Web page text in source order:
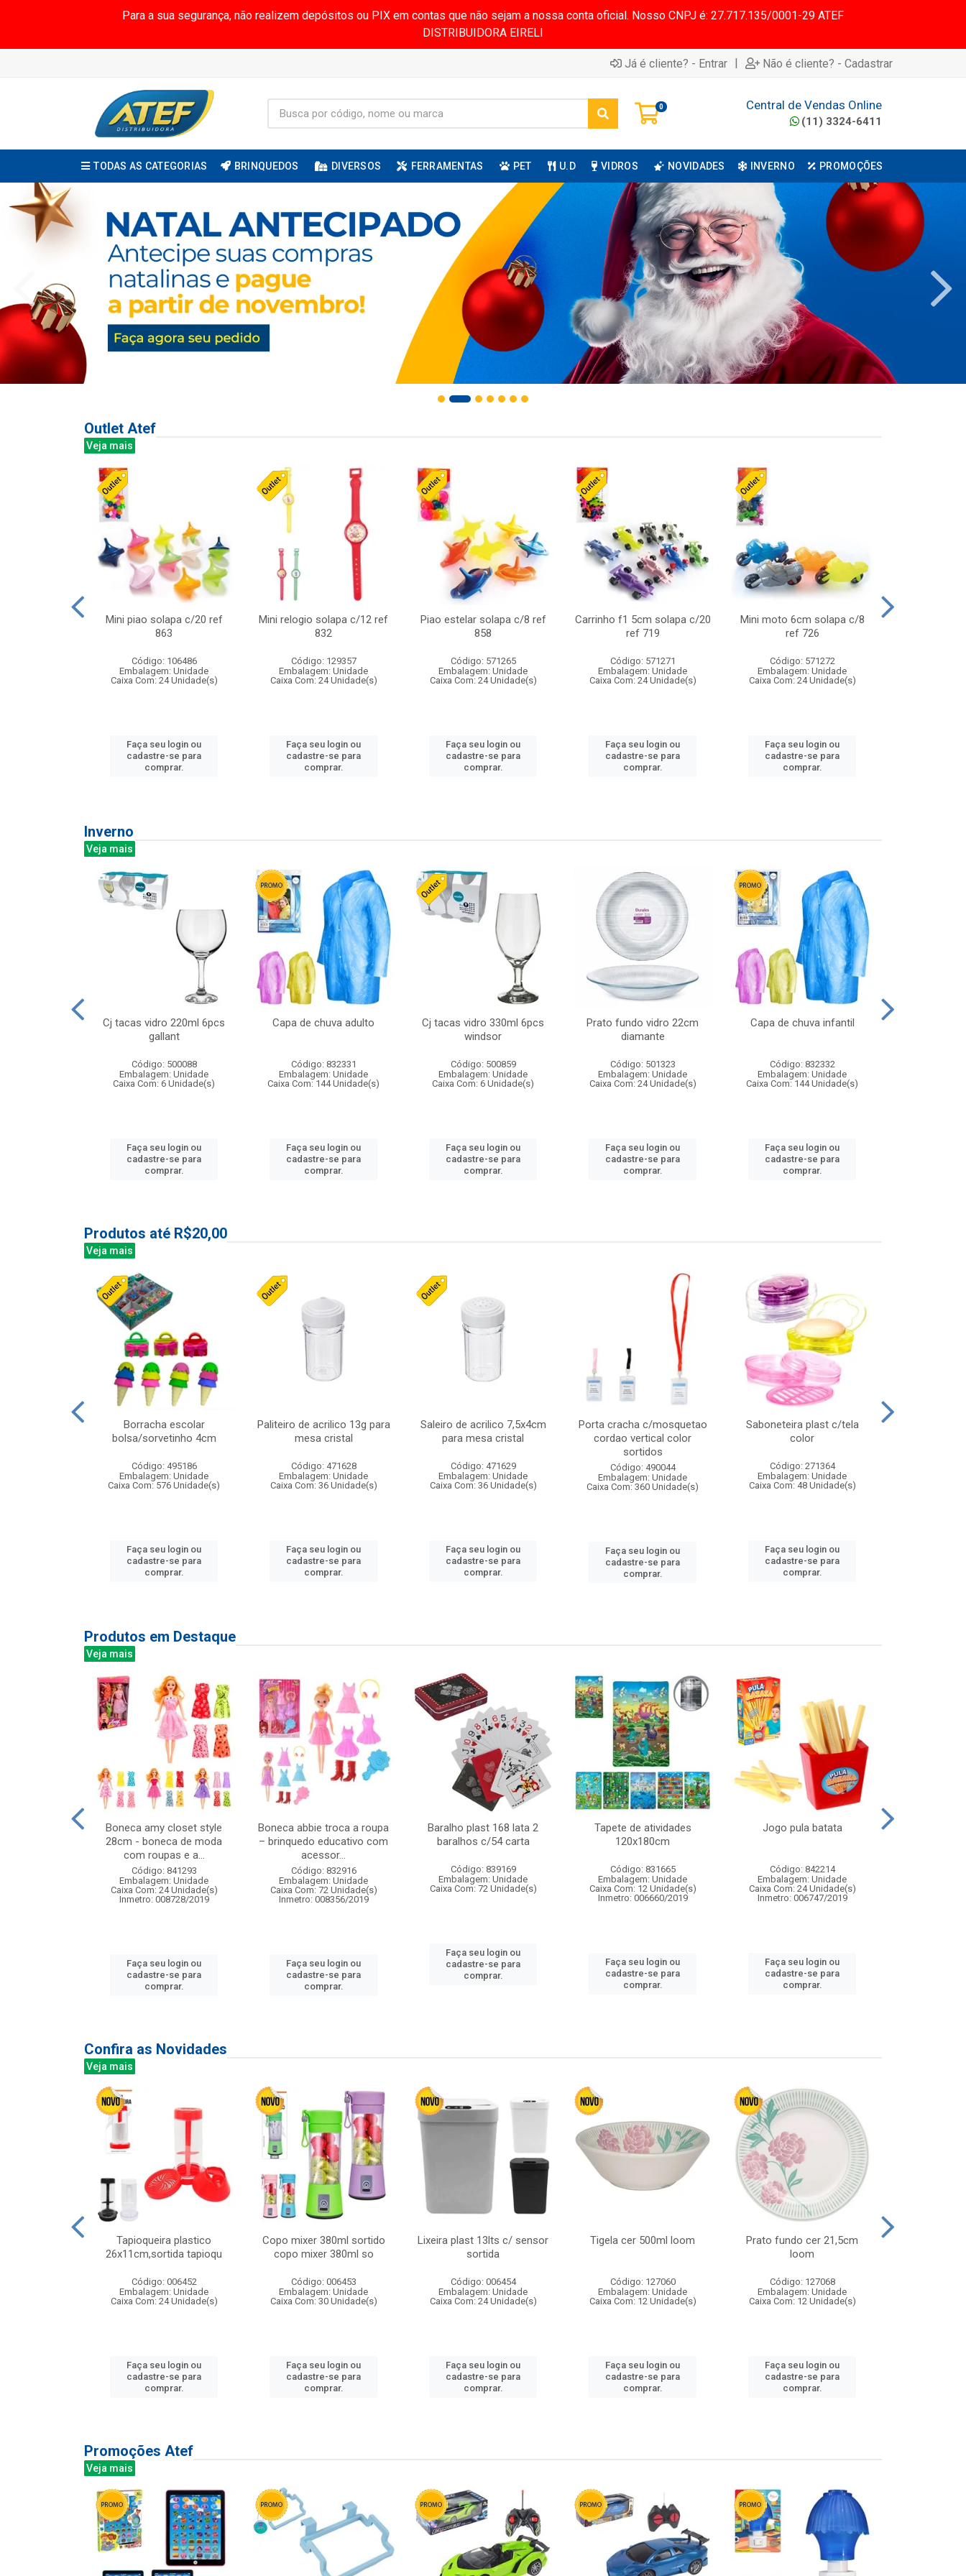
Para a sua segurança, não realizem depósitos ou PIX em contas que não sejam a nossa conta oficial. Nosso CNPJ é: 27.717.135/0001-29 ATEF
DISTRIBUIDORA EIRELI
Já é cliente? - Entrar | Não é cliente? - Cadastrar
0 Central de Vendas Online
(11) 3324-6411
TODAS AS CATEGORIAS BRINQUEDOS DIVERSOS FERRAMENTAS PET U.D VIDROS NOVIDADES INVERNO PROMOÇÕES
Outlet Atef
Veja mais
Mini piao solapa c/20 ref
863
Código: 106486
Embalagem: Unidade
Caixa Com: 24 Unidade(s)
Faça seu login ou
cadastre-se para
comprar.
Mini relogio solapa c/12 ref
832
Código: 129357
Embalagem: Unidade
Caixa Com: 24 Unidade(s)
Faça seu login ou
cadastre-se para
comprar.
Piao estelar solapa c/8 ref
858
Código: 571265
Embalagem: Unidade
Caixa Com: 24 Unidade(s)
Faça seu login ou
cadastre-se para
comprar.
Carrinho f1 5cm solapa c/20
ref 719
Código: 571271
Embalagem: Unidade
Caixa Com: 24 Unidade(s)
Faça seu login ou
cadastre-se para
comprar.
Mini moto 6cm solapa c/8
ref 726
Código: 571272
Embalagem: Unidade
Caixa Com: 24 Unidade(s)
Faça seu login ou
cadastre-se para
comprar.
Inverno
Veja mais
Cj tacas vidro 220ml 6pcs
gallant
Código: 500088
Embalagem: Unidade
Caixa Com: 6 Unidade(s)
Faça seu login ou
cadastre-se para
comprar.
Capa de chuva adulto
Código: 832331
Embalagem: Unidade
Caixa Com: 144 Unidade(s)
Faça seu login ou
cadastre-se para
comprar.
Cj tacas vidro 330ml 6pcs
windsor
Código: 500859
Embalagem: Unidade
Caixa Com: 6 Unidade(s)
Faça seu login ou
cadastre-se para
comprar.
Prato fundo vidro 22cm
diamante
Código: 501323
Embalagem: Unidade
Caixa Com: 24 Unidade(s)
Faça seu login ou
cadastre-se para
comprar.
Capa de chuva infantil
Código: 832332
Embalagem: Unidade
Caixa Com: 144 Unidade(s)
Faça seu login ou
cadastre-se para
comprar.
Produtos até R$20,00
Veja mais
Borracha escolar
bolsa/sorvetinho 4cm
Código: 495186
Embalagem: Unidade
Caixa Com: 576 Unidade(s)
Faça seu login ou
cadastre-se para
comprar.
Paliteiro de acrilico 13g para
mesa cristal
Código: 471628
Embalagem: Unidade
Caixa Com: 36 Unidade(s)
Faça seu login ou
cadastre-se para
comprar.
Saleiro de acrilico 7,5x4cm
para mesa cristal
Código: 471629
Embalagem: Unidade
Caixa Com: 36 Unidade(s)
Faça seu login ou
cadastre-se para
comprar.
Porta cracha c/mosquetao
cordao vertical color
sortidos
Código: 490044
Embalagem: Unidade
Caixa Com: 360 Unidade(s)
Faça seu login ou
cadastre-se para
comprar.
Saboneteira plast c/tela
color
Código: 271364
Embalagem: Unidade
Caixa Com: 48 Unidade(s)
Faça seu login ou
cadastre-se para
comprar.
Produtos em Destaque
Veja mais
Boneca amy closet style
28cm - boneca de moda
com roupas e a...
Código: 841293
Embalagem: Unidade
Caixa Com: 24 Unidade(s)
Inmetro: 008728/2019
Faça seu login ou
cadastre-se para
comprar.
Boneca abbie troca a roupa
– brinquedo educativo com
acessor...
Código: 832916
Embalagem: Unidade
Caixa Com: 72 Unidade(s)
Inmetro: 008356/2019
Faça seu login ou
cadastre-se para
comprar.
Baralho plast 168 lata 2
baralhos c/54 carta
Código: 839169
Embalagem: Unidade
Caixa Com: 72 Unidade(s)
Faça seu login ou
cadastre-se para
comprar.
Tapete de atividades
120x180cm
Código: 831665
Embalagem: Unidade
Caixa Com: 12 Unidade(s)
Inmetro: 006660/2019
Faça seu login ou
cadastre-se para
comprar.
Jogo pula batata
Código: 842214
Embalagem: Unidade
Caixa Com: 24 Unidade(s)
Inmetro: 006747/2019
Faça seu login ou
cadastre-se para
comprar.
Confira as Novidades
Veja mais
Tapioqueira plastico
26x11cm,sortida tapioqu
Código: 006452
Embalagem: Unidade
Caixa Com: 24 Unidade(s)
Faça seu login ou
cadastre-se para
comprar.
Copo mixer 380ml sortido
copo mixer 380ml so
Código: 006453
Embalagem: Unidade
Caixa Com: 30 Unidade(s)
Faça seu login ou
cadastre-se para
comprar.
Lixeira plast 13lts c/ sensor
sortida
Código: 006454
Embalagem: Unidade
Caixa Com: 24 Unidade(s)
Faça seu login ou
cadastre-se para
comprar.
Tigela cer 500ml loom
Código: 127060
Embalagem: Unidade
Caixa Com: 12 Unidade(s)
Faça seu login ou
cadastre-se para
comprar.
Prato fundo cer 21,5cm
loom
Código: 127068
Embalagem: Unidade
Caixa Com: 12 Unidade(s)
Faça seu login ou
cadastre-se para
comprar.
Promoções Atef
Veja mais